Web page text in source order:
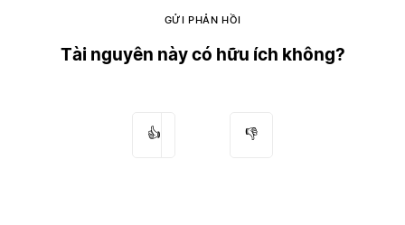
GỬI PHẢN HỒI
Tài nguyên này có hữu ích không?
👍 👎